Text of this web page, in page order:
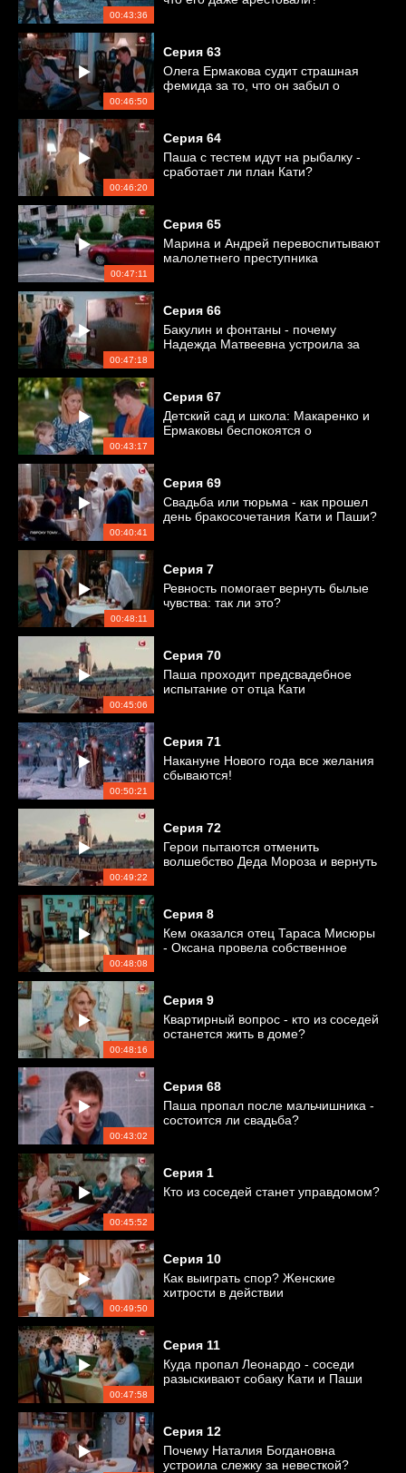
00:43:36
00:46:50
Серия 63
Олега Ермакова судит страшная
фемида за то, что он забыл о
00:46:20
Серия 64
Паша с тестем идут на рыбалку -
сработает ли план Кати?
00:47:11
Серия 65
Марина и Андрей перевоспитывают
малолетнего преступника
00:47:18
Серия 66
Бакулин и фонтаны - почему
Надежда Матвеевна устроила за
00:43:17
Серия 67
Детский сад и школа: Макаренко и
Ермаковы беспокоятся о
00:40:41
Серия 69
Свадьба или тюрьма - как прошел
день бракосочетания Кати и Паши?
00:48:11
Серия 7
Ревность помогает вернуть былые
чувства: так ли это?
00:45:06
Серия 70
Паша проходит предсвадебное
испытание от отца Кати
00:50:21
Серия 71
Накануне Нового года все желания
сбываются!
00:49:22
Серия 72
Герои пытаются отменить
волшебство Деда Мороза и вернуть
00:48:08
Серия 8
Кем оказался отец Тараса Мисюры
- Оксана провела собственное
00:48:16
Серия 9
Квартирный вопрос - кто из соседей
останется жить в доме?
00:43:02
Серия 68
Паша пропал после мальчишника -
состоится ли свадьба?
00:45:52
Серия 1
Кто из соседей станет управдомом?
00:49:50
Серия 10
Как выиграть спор? Женские
хитрости в действии
00:47:58
Серия 11
Куда пропал Леонардо - соседи
разыскивают собаку Кати и Паши
Серия 12
Почему Наталия Богдановна
устроила слежку за невесткой?